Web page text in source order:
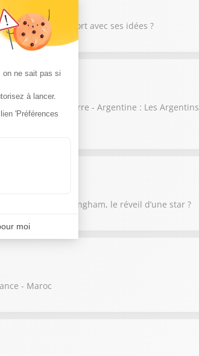
est-il mort avec ses idées ?
/ Preview Angleterre - Argentine : Les Argentins
Argentine : Bellingham, le réveil d’une star ?
- Maroc